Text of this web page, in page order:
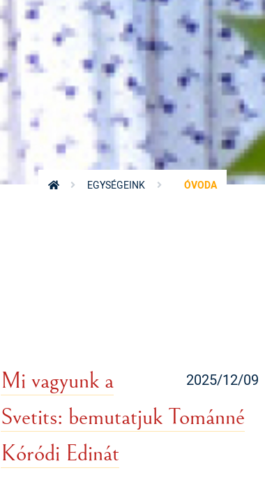
EGYSÉGEINK ÓVODA
2025/12/09
Mi vagyunk a
Svetits: bemutatjuk Tománné
Kóródi Edinát